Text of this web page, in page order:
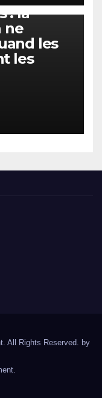
: la
ne
les
les
All Rights Reserved. by